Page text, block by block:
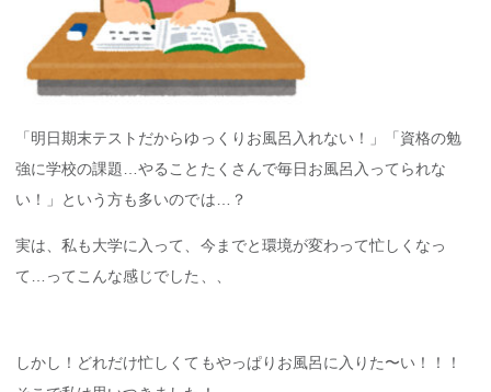
「明日期末テストだからゆっくりお風呂入れない！」「資格の勉
強に学校の課題…やることたくさんで毎日お風呂入ってられな
い！」という方も多いのでは…？
実は、私も大学に入って、今までと環境が変わって忙しくなっ
て…ってこんな感じでした、、
しかし！どれだけ忙しくてもやっぱりお風呂に入りた〜い！！！